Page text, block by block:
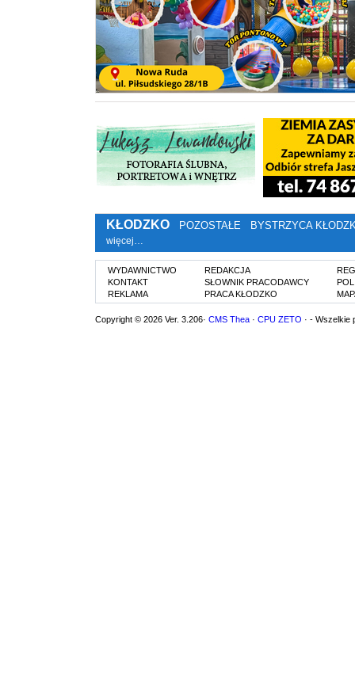
KŁODZKO POZOSTAŁE BYSTRZYCA
więcej…
WYDAWNICTWO
KONTAKT
REKLAMA
REDAKCJA
SŁOWNIK PRACODAWCY
PRACA KŁODZKO
Copyright © 2026 Ver. 3.206· CMS Thea · CPU ZETO · - Wszelkie